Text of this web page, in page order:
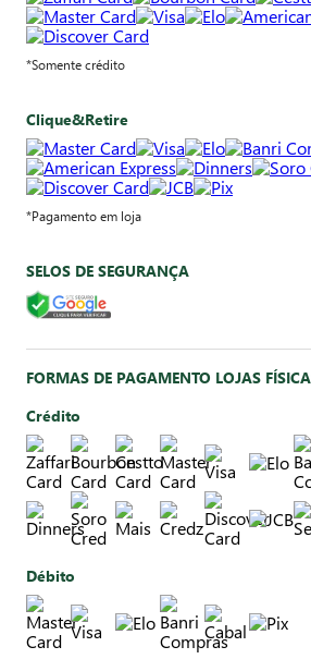
Delivery
Clique&Retire
SELOS DE SEGURANÇA
FORMAS DE PAGAMENTO LOJAS FÍSICAS
Crédito
Débito